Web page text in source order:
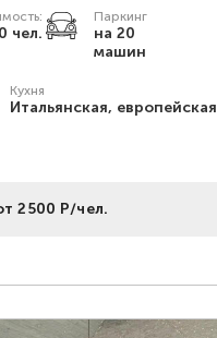
чел.
Паркинг
на 20
машин
Кухня
Итальянская, европейская
2500 Р/чел.